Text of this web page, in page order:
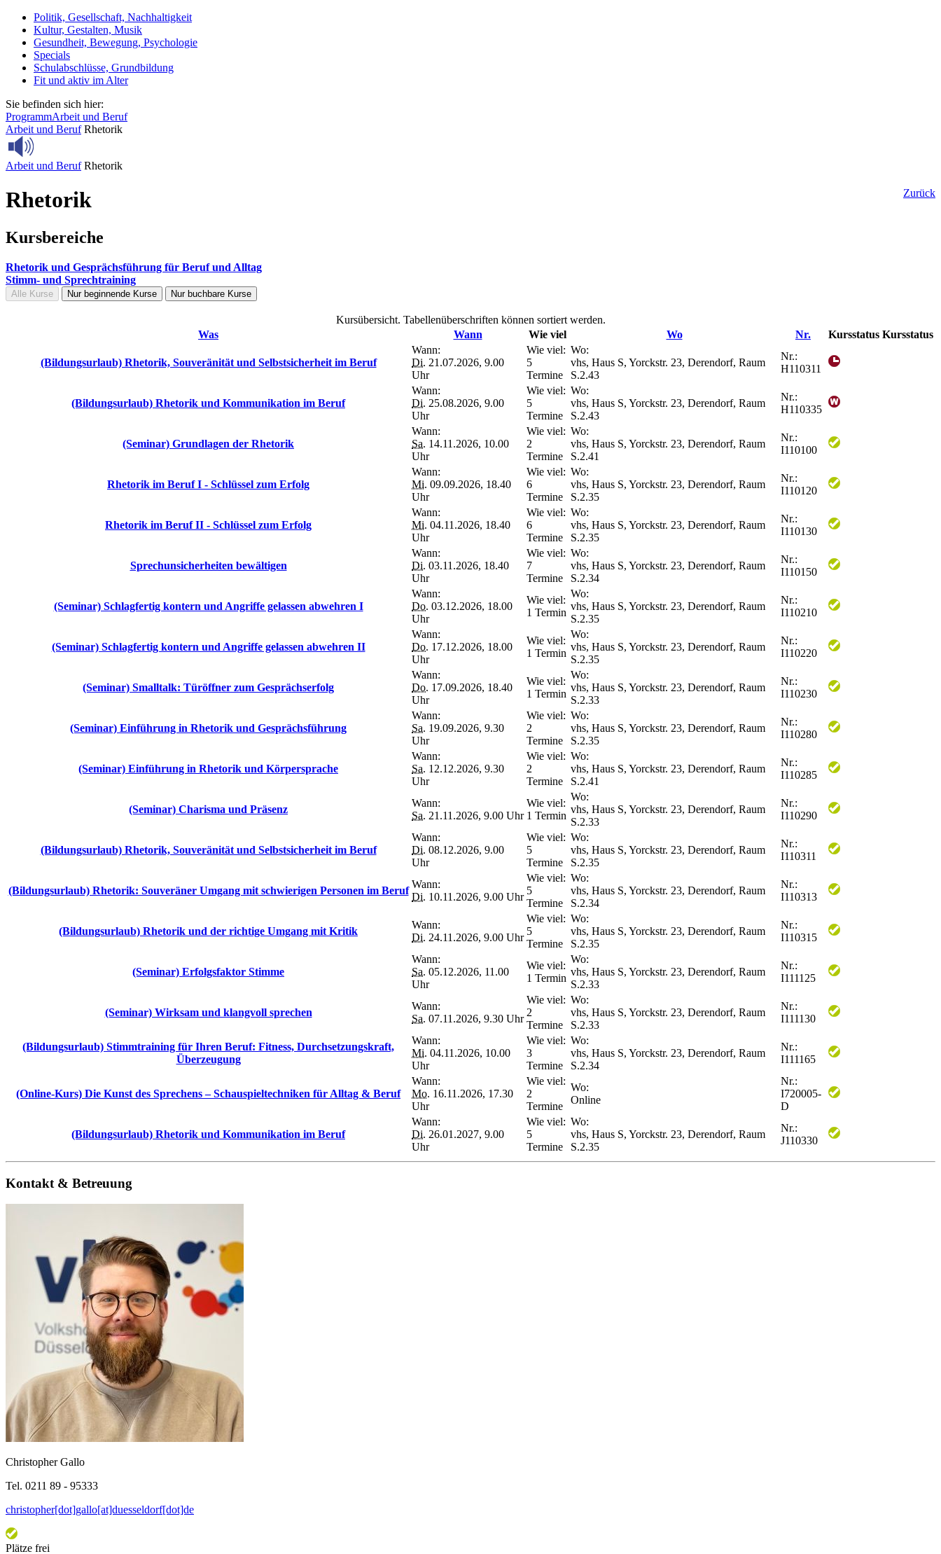
Politik, Gesellschaft, Nachhaltigkeit
Kultur, Gestalten, Musik
Gesundheit, Bewegung, Psychologie
Specials
Schulabschlüsse, Grundbildung
Fit und aktiv im Alter
Sie befinden sich hier:
ProgrammArbeit und Beruf
Arbeit und Beruf Rhetorik
Arbeit und Beruf Rhetorik
Zurück
Rhetorik
Kursbereiche
Rhetorik und Gesprächsführung für Beruf und Alltag
Stimm- und Sprechtraining
Alle Kurse Nur beginnende Kurse Nur buchbare Kurse
Kursübersicht. Tabellenüberschriften können sortiert werden.
Was
Wann Wie viel Wo Nr. Kursstatus Kursstatus
(Bildungsurlaub) Rhetorik, Souveränität und Selbstsicherheit im Beruf
Wann:
Di. 21.07.2026, 9.00
Uhr
Wie viel:
5
Termine
Wo:
vhs, Haus S, Yorckstr. 23, Derendorf, Raum
S.2.43
Nr.:
H110311
(Bildungsurlaub) Rhetorik und Kommunikation im Beruf
Wann:
Di. 25.08.2026, 9.00
Uhr
Wie viel:
5
Termine
Wo:
vhs, Haus S, Yorckstr. 23, Derendorf, Raum
S.2.43
Nr.:
H110335
(Seminar) Grundlagen der Rhetorik
Wann:
Sa. 14.11.2026, 10.00
Uhr
Wie viel:
2
Termine
Wo:
vhs, Haus S, Yorckstr. 23, Derendorf, Raum
S.2.41
Nr.:
I110100
Rhetorik im Beruf I - Schlüssel zum Erfolg
Wann:
Mi. 09.09.2026, 18.40
Uhr
Wie viel:
6
Termine
Wo:
vhs, Haus S, Yorckstr. 23, Derendorf, Raum
S.2.35
Nr.:
I110120
Rhetorik im Beruf II - Schlüssel zum Erfolg
Wann:
Mi. 04.11.2026, 18.40
Uhr
Wie viel:
6
Termine
Wo:
vhs, Haus S, Yorckstr. 23, Derendorf, Raum
S.2.35
Nr.:
I110130
Sprechunsicherheiten bewältigen
Wann:
Di. 03.11.2026, 18.40
Uhr
Wie viel:
7
Termine
Wo:
vhs, Haus S, Yorckstr. 23, Derendorf, Raum
S.2.34
Nr.:
I110150
(Seminar) Schlagfertig kontern und Angriffe gelassen abwehren I
Wann:
Do. 03.12.2026, 18.00
Uhr
Wie viel:
1 Termin
Wo:
vhs, Haus S, Yorckstr. 23, Derendorf, Raum
S.2.35
Nr.:
I110210
(Seminar) Schlagfertig kontern und Angriffe gelassen abwehren II
Wann:
Do. 17.12.2026, 18.00
Uhr
Wie viel:
1 Termin
Wo:
vhs, Haus S, Yorckstr. 23, Derendorf, Raum
S.2.35
Nr.:
I110220
(Seminar) Smalltalk: Türöffner zum Gesprächserfolg
Wann:
Do. 17.09.2026, 18.40
Uhr
Wie viel:
1 Termin
Wo:
vhs, Haus S, Yorckstr. 23, Derendorf, Raum
S.2.33
Nr.:
I110230
(Seminar) Einführung in Rhetorik und Gesprächsführung
Wann:
Sa. 19.09.2026, 9.30
Uhr
Wie viel:
2
Termine
Wo:
vhs, Haus S, Yorckstr. 23, Derendorf, Raum
S.2.35
Nr.:
I110280
(Seminar) Einführung in Rhetorik und Körpersprache
Wann:
Sa. 12.12.2026, 9.30
Uhr
Wie viel:
2
Termine
Wo:
vhs, Haus S, Yorckstr. 23, Derendorf, Raum
S.2.41
Nr.:
I110285
(Seminar) Charisma und Präsenz
Wann:
Sa. 21.11.2026, 9.00 Uhr
Wie viel:
1 Termin
Wo:
vhs, Haus S, Yorckstr. 23, Derendorf, Raum
S.2.33
Nr.:
I110290
(Bildungsurlaub) Rhetorik, Souveränität und Selbstsicherheit im Beruf
Wann:
Di. 08.12.2026, 9.00
Uhr
Wie viel:
5
Termine
Wo:
vhs, Haus S, Yorckstr. 23, Derendorf, Raum
S.2.35
Nr.:
I110311
(Bildungsurlaub) Rhetorik: Souveräner Umgang mit schwierigen Personen im Beruf
Wann:
Di. 10.11.2026, 9.00 Uhr
Wie viel:
5
Termine
Wo:
vhs, Haus S, Yorckstr. 23, Derendorf, Raum
S.2.34
Nr.:
I110313
(Bildungsurlaub) Rhetorik und der richtige Umgang mit Kritik
Wann:
Di. 24.11.2026, 9.00 Uhr
Wie viel:
5
Termine
Wo:
vhs, Haus S, Yorckstr. 23, Derendorf, Raum
S.2.35
Nr.:
I110315
(Seminar) Erfolgsfaktor Stimme
Wann:
Sa. 05.12.2026, 11.00
Uhr
Wie viel:
1 Termin
Wo:
vhs, Haus S, Yorckstr. 23, Derendorf, Raum
S.2.33
Nr.:
I111125
(Seminar) Wirksam und klangvoll sprechen
Wann:
Sa. 07.11.2026, 9.30 Uhr
Wie viel:
2
Termine
Wo:
vhs, Haus S, Yorckstr. 23, Derendorf, Raum
S.2.33
Nr.:
I111130
(Bildungsurlaub) Stimmtraining für Ihren Beruf: Fitness, Durchsetzungskraft,
Überzeugung
Wann:
Mi. 04.11.2026, 10.00
Uhr
Wie viel:
3
Termine
Wo:
vhs, Haus S, Yorckstr. 23, Derendorf, Raum
S.2.34
Nr.:
I111165
(Online-Kurs) Die Kunst des Sprechens – Schauspieltechniken für Alltag & Beruf
Wann:
Mo. 16.11.2026, 17.30
Uhr
Wie viel:
2
Termine
Wo:
Online
Nr.:
I720005-
D
(Bildungsurlaub) Rhetorik und Kommunikation im Beruf
Wann:
Di. 26.01.2027, 9.00
Uhr
Wie viel:
5
Termine
Wo:
vhs, Haus S, Yorckstr. 23, Derendorf, Raum
S.2.35
Nr.:
J110330
Kontakt & Betreuung
Christopher Gallo
Tel. 0211 89 - 95333
christopher[dot]gallo[at]duesseldorf[dot]de
Plätze frei